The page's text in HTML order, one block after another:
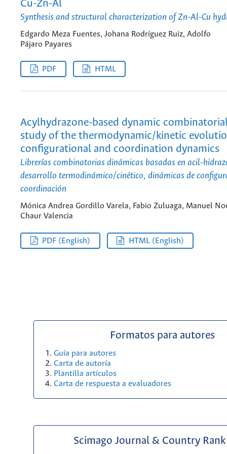
Cu-Zn-Al
Synthesis and structural characterization of Zn-Al-Cu
Edgardo Meza Fuentes, Johana Rodríguez Ruiz, Adolfo
Pájaro Payares
PDF HTML
Acylhydrazone-based dynamic
study of the thermodynamic/kinetic
configurational and coordination dynamics
Librerías combinatorias dinámicas basadas en acil-
desarrollo termodinámico/cinético, dinámicas de
coordinación
Mónica Andrea Gordillo Varela, Fabio Zuluaga, Manuel
Chaur Valencia
PDF (English) HTML (English)
Formatos para autores
Guía para autores
Carta de autoría
Plantilla artículos
Carta de respuesta a evaluadores
Scimago Journal & Country Rank